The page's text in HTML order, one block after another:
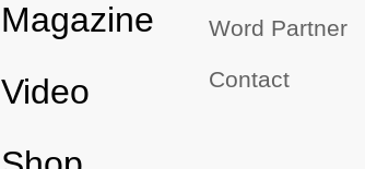
Magazine
Video
Word Partner
Contact